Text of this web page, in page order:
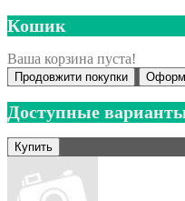
Кошик
Ваша корзина пуста!
Продовжити покупки
Доступные